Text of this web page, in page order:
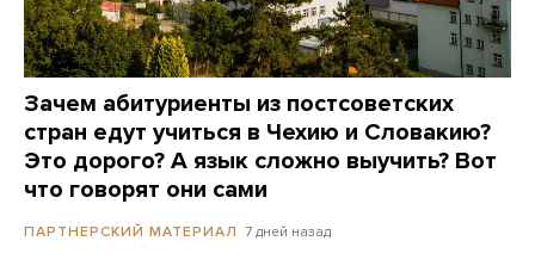
Зачем абитуриенты из постсоветских
стран едут учиться в Чехию и Словакию?
Это дорого? А язык сложно выучить? Вот
что говорят они сами
ПАРТНЕРСКИЙ МАТЕРИАЛ 7 дней назад